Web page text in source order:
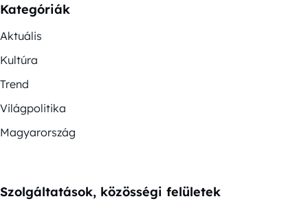
Kategóriák
Aktuális
Kultúra
Trend
Világpolitika
Magyarország
Szolgáltatások, közösségi felületek